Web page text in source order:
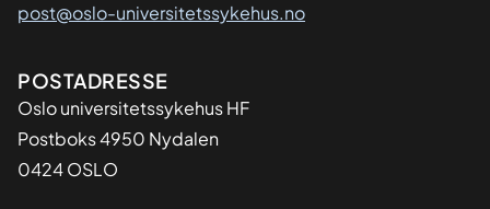
post@oslo-universitetssykehus.no
Adresse
POSTADRESSE
Oslo universitetssykehus HF
Postboks 4950 Nydalen
0424 OSLO